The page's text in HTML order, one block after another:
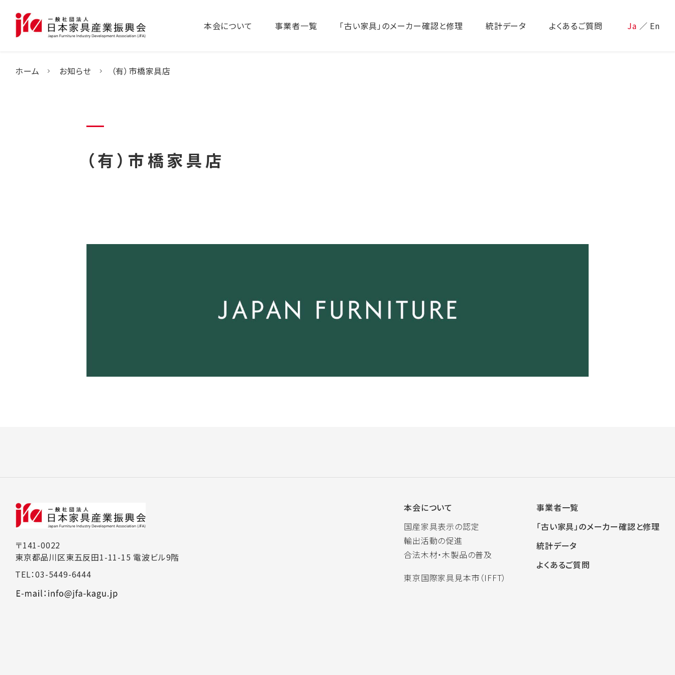
本会について 事業者一覧 「古い家具」のメーカー確認と修理 統計データ よくあるご質問 Ja ／ En
ホーム お知らせ （有）市橋家具店
（有）市橋家具店
〒141-0022
東京都品川区東五反田1-11-15 電波ビル9階
TEL：03-5449-6444
本会について
国産家具表示の認定
輸出活動の促進
合法木材・木製品の普及
東京国際家具見本市（IFFT）
事業者一覧
「古い家具」のメーカー確認と修理
統計データ
よくあるご質問